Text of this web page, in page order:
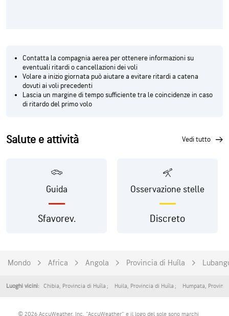
Contatta la compagnia aerea per ottenere informazioni su
eventuali ritardi o cancellazioni dei voli
Volare a inizio giornata può aiutare a evitare ritardi a catena
dovuti ai voli precedenti
Lascia un margine di tempo sufficiente tra le coincidenze in caso
di ritardo del primo volo
Salute e attività vedi tutto
Guida
Sfavorev.
Osservazione stelle
Discreto
Mondo Africa Angola Provincia di Huíla
Luoghi vicini: Chibia, Provincia di Huíla Huila, Provincia di Huíla Humpata,
© 2026 AccuWeather, Inc. "AccuWeather" e il logo del sole sono marchi